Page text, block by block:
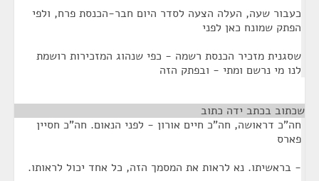
כעבור שעה, העלה הצעה לסדר היום חבר-הכנסת פרח, ולפי
הפתק שמונח כאן לפני
שסגנית מזכיר הכנסת רשמה - כפי שנהוג המזכירות רושמת
לנו מי נרשם ומתי - ובפתק הזה
שכתוב בכתב ידה כתוב
חה"כ דראושה, חה"כ חיים אורון - לפני הנאום. חה"כ חסיין
פארס
- בראשיתו. נא לראות את המסמך הזה, כל אחד יכול לראותו.